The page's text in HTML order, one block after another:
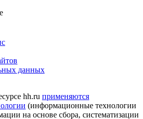
данных
hh.ru применяются
(информационные технологии
на основе сбора, систематизации